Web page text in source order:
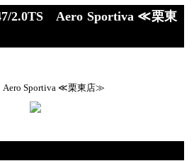
2.0TS Aero Sportiva ≪栗東
Aero Sportiva ≪栗東店≫